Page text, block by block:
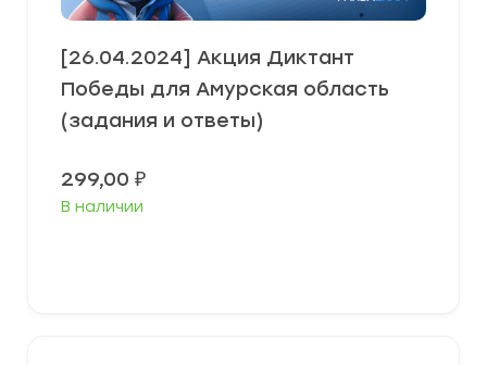
[26.04.2024] Акция Диктант
Победы для Амурская область
(задания и ответы)
299,00 ₽
В наличии